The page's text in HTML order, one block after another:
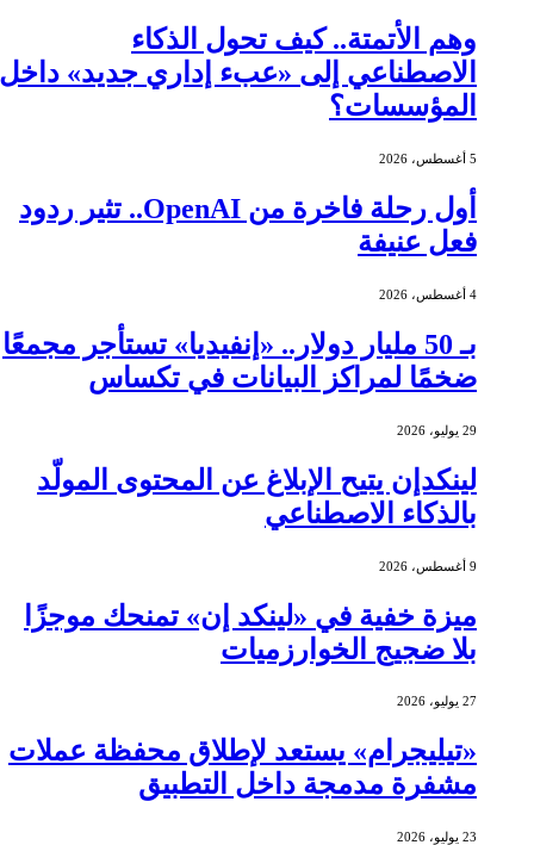
وهم الأتمتة.. كيف تحول الذكاء
الاصطناعي إلى «عبء إداري جديد» داخل
المؤسسات؟
5 أغسطس، 2026
أول رحلة فاخرة من OpenAI.. تثير ردود
فعل عنيفة
4 أغسطس، 2026
بـ 50 مليار دولار.. «إنفيديا» تستأجر مجمعًا
ضخمًا لمراكز البيانات في تكساس
29 يوليو، 2026
لينكدإن يتيح الإبلاغ عن المحتوى المولّد
بالذكاء الاصطناعي
9 أغسطس، 2026
ميزة خفية في «لينكد إن» تمنحك موجزًا
بلا ضجيج الخوارزميات
27 يوليو، 2026
«تيليجرام» يستعد لإطلاق محفظة عملات
مشفرة مدمجة داخل التطبيق
23 يوليو، 2026